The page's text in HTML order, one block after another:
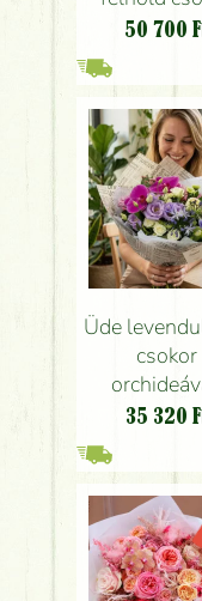
50 700
Üde
csokor
angol
35 320